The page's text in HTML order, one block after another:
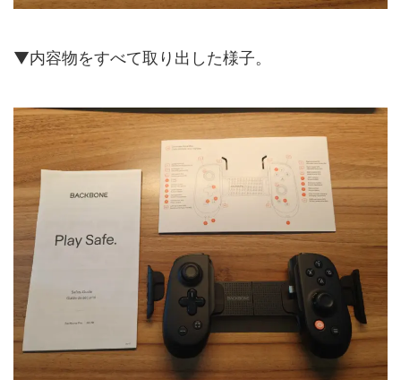
▼内容物をすべて取り出した様子。